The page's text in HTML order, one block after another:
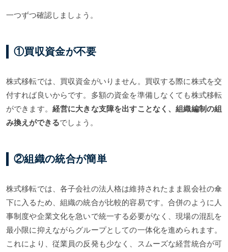
一つずつ確認しましょう。
①買収資金が不要
株式移転では、買収資金がいりません。買収する際に株式を交
付すれば良いからです。多額の資金を準備しなくても株式移転
ができます。 経営に大きな支障を出すことなく、組織編制の組
み換えができるでしょう。
②組織の統合が簡単
株式移転では、各子会社の法人格は維持されたまま親会社の傘
下に入るため、組織の統合が比較的容易です。合併のように人
事制度や企業文化を急いで統一する必要がなく、現場の混乱を
最小限に抑えながらグループとしての一体化を進められます。
これにより、従業員の反発も少なく、スムーズな経営統合が可